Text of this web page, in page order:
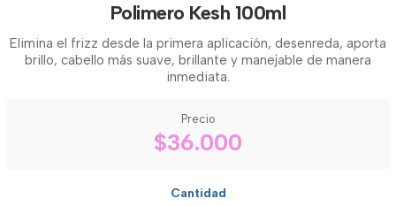
Polimero Kesh 100ml
Elimina el frizz desde la primera aplicación, desenreda, aporta
brillo, cabello más suave, brillante y manejable de manera
inmediata.
Precio
$36.000
Cantidad